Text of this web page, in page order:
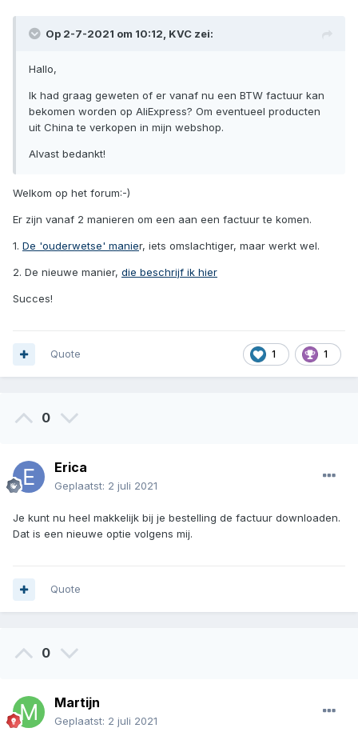
Op 2-7-2021 om 10:12, KVC zei:
Hallo,
Ik had graag geweten of er vanaf nu een BTW factuur kan
bekomen worden op AliExpress? Om eventueel producten
uit China te verkopen in mijn webshop.
Alvast bedankt!
Welkom op het forum:-)
Er zijn vanaf 2 manieren om een aan een factuur te komen.
1. De 'ouderwetse' manier, iets omslachtiger, maar werkt wel.
2. De nieuwe manier, die beschrijf ik hier
Succes!
1 1
Quote
0
Erica
Geplaatst: 2 juli 2021
Je kunt nu heel makkelijk bij je bestelling de factuur downloaden.
Dat is een nieuwe optie volgens mij.
Quote
0
Martijn
Geplaatst: 2 juli 2021